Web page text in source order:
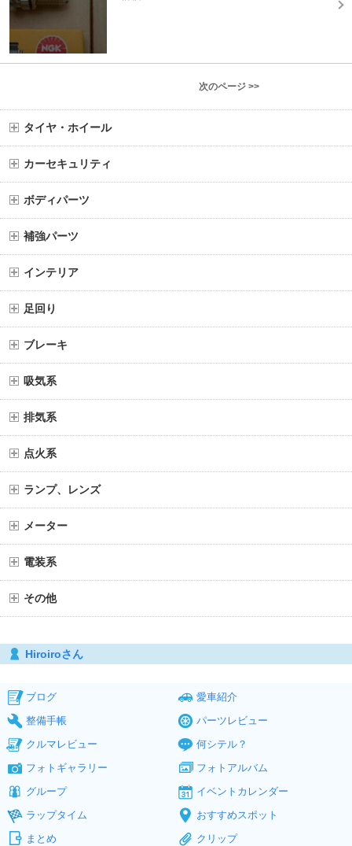
次のページ >>
タイヤ・ホイール
カーセキュリティ
ボディパーツ
補強パーツ
インテリア
足回り
ブレーキ
吸気系
排気系
点火系
ランプ、レンズ
メーター
電装系
その他
Hiroiroさん
ブログ
愛車紹介
整備手帳
パーツレビュー
クルマレビュー
何シテル？
フォトギャラリー
フォトアルバム
グループ
イベントカレンダー
ラップタイム
おすすめスポット
まとめ
クリップ